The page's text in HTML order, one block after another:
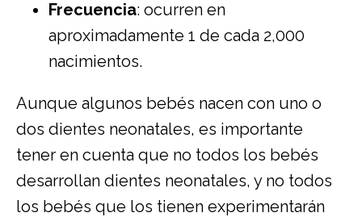
Frecuencia: ocurren en
aproximadamente 1 de cada 2,000
nacimientos.
Aunque algunos bebés nacen con uno o
dos dientes neonatales, es importante
tener en cuenta que no todos los bebés
desarrollan dientes neonatales, y no todos
los bebés que los tienen experimentarán